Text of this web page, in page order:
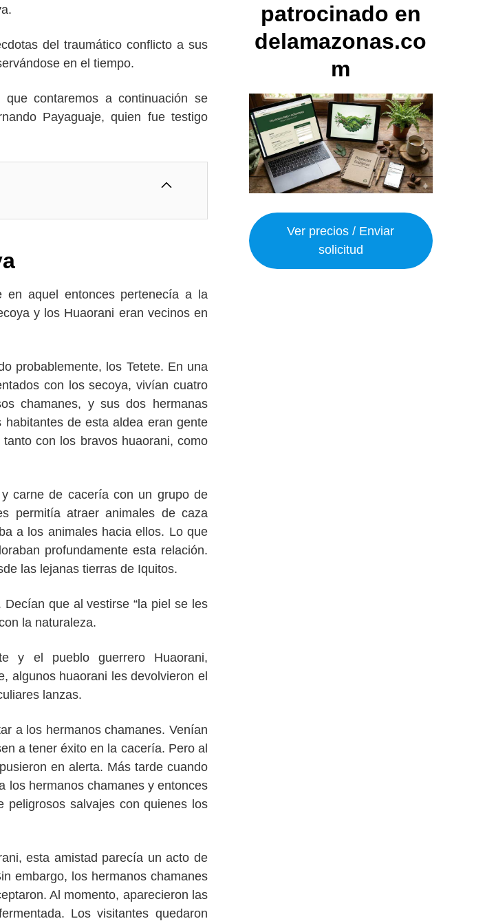
del traumático conflicto a sus
en el tiempo.
contaremos a continuación se
Payaguaje, quien fue testigo
en aquel entonces pertenecía a la
y los Huaorani eran vecinos en
probablemente, los Tetete. En una
con los secoya, vivían cuatro
chamanes, y sus dos hermanas
de esta aldea eran gente
con los bravos huaorani, como
carne de cacería con un grupo de
permitía atraer animales de caza
a los animales hacia ellos. Lo que
profundamente esta relación.
las lejanas tierras de Iquitos.
que al vestirse “la piel se les
la naturaleza.
y el pueblo guerrero Huaorani,
algunos huaorani les devolvieron el
lanzas.
a los hermanos chamanes. Venían
a tener éxito en la cacería. Pero al
en alerta. Más tarde cuando
los hermanos chamanes y entonces
peligrosos salvajes con quienes los
esta amistad parecía un acto de
embargo, los hermanos chamanes
Al momento, aparecieron las
Los visitantes quedaron
patrocinado en
delamazonas.co
m
Ver precios / Enviar
solicitud